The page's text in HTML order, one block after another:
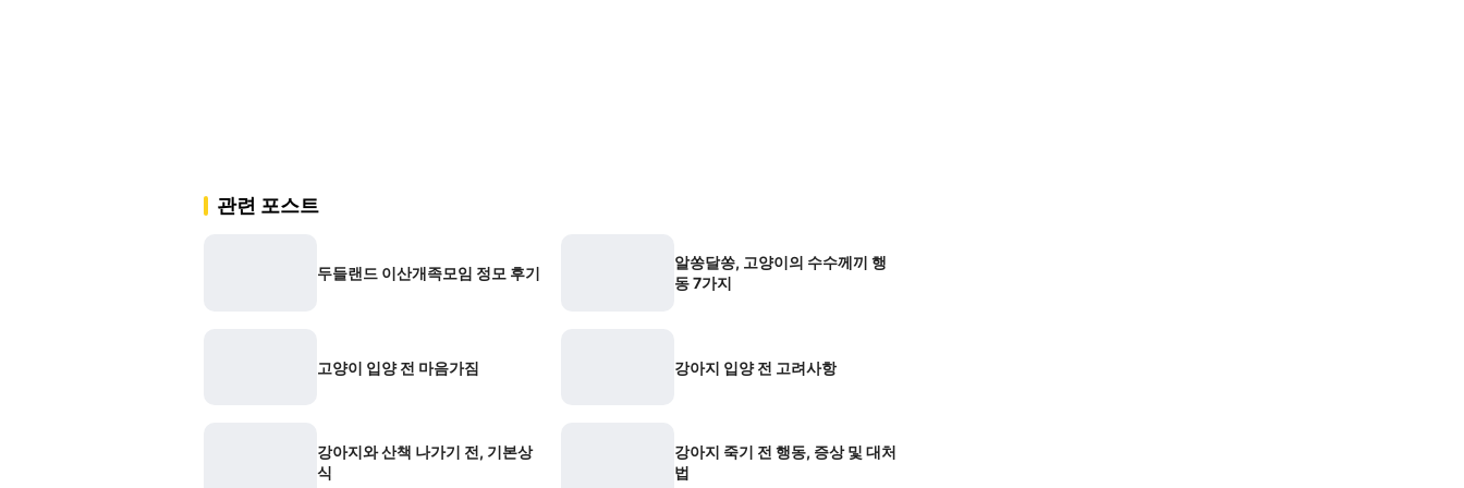
관련 포스트
두들랜드 이산개족모임 정모 후기
알쏭달쏭, 고양이의 수수께끼 행
동 7가지
고양이 입양 전 마음가짐 강아지 입양 전 고려사항
강아지와 산책 나가기 전, 기본상
식
강아지 죽기 전 행동, 증상 및 대처
법